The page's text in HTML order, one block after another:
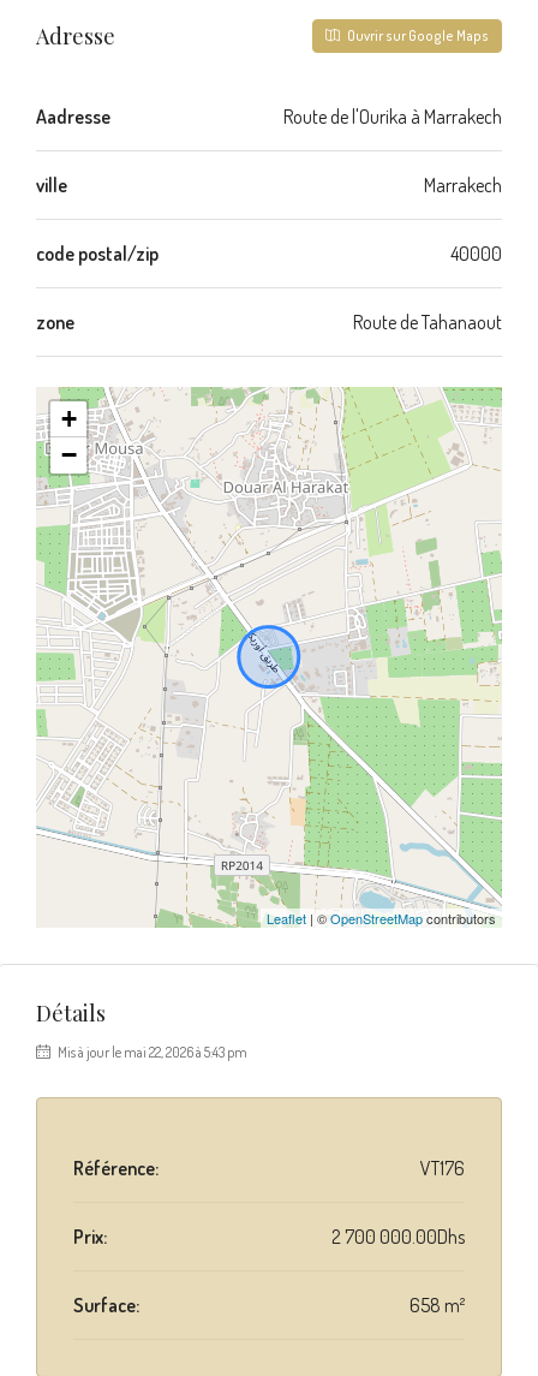
Adresse Ouvrir sur Google Maps
Aadresse Route de l'Ourika à Marrakech
ville Marrakech
code postal/zip 40000
zone Route de Tahanaout
+
−
Leaflet | ©OpenStreetMapcontributors
Détails
Mis à jour le mai 22, 2026 à 5:43 pm
Référence: VT176
Prix: 2 700 000.00Dhs
Surface: 658 m²